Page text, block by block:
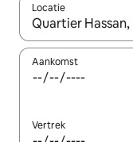
Locatie
Wanneer er
Aankomst
Vertrek